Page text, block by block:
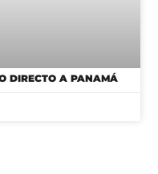
DIRECTO A PANAMÁ